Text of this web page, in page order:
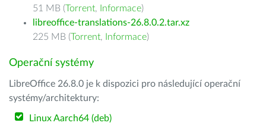
51 MB (Torrent, Informace)
libreoffice-translations-26.8.0.2.tar.xz
225 MB (Torrent, Informace)
Operační systémy
LibreOffice 26.8.0 je k dispozici pro následující operační
systémy/architektury:
Linux Aarch64 (deb)